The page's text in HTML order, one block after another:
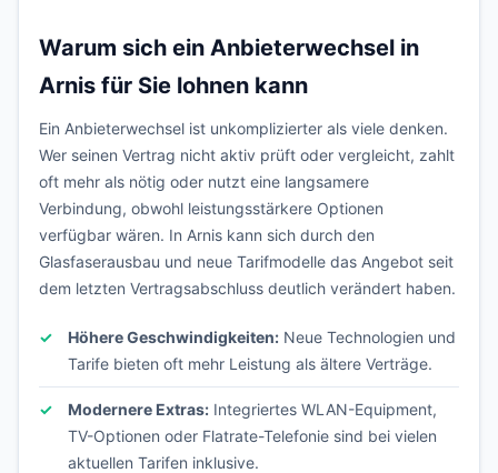
Warum sich ein Anbieterwechsel in
Arnis für Sie lohnen kann
Ein Anbieterwechsel ist unkomplizierter als viele denken.
Wer seinen Vertrag nicht aktiv prüft oder vergleicht, zahlt
oft mehr als nötig oder nutzt eine langsamere
Verbindung, obwohl leistungsstärkere Optionen
verfügbar wären. In Arnis kann sich durch den
Glasfaserausbau und neue Tarifmodelle das Angebot seit
dem letzten Vertragsabschluss deutlich verändert haben.
Höhere Geschwindigkeiten: Neue Technologien und
Tarife bieten oft mehr Leistung als ältere Verträge.
Modernere Extras: Integriertes WLAN-Equipment,
TV-Optionen oder Flatrate-Telefonie sind bei vielen
aktuellen Tarifen inklusive.